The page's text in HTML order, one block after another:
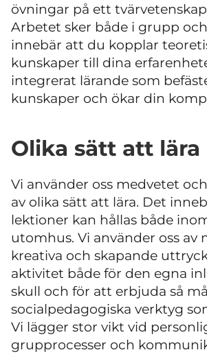
övningar på ett
Arbetet sker både i grupp
innebär att du kopplar
kunskaper till dina
integrerat lärande som
kunskaper och ökar din
Olika sätt att lära
Vi använder oss medvetet
av olika sätt att lära. Det
lektioner kan hållas både
utomhus. Vi använder oss av
kreativa och skapande
aktivitet både för den egna
skull och för att erbjuda så
socialpedagogiska verktyg
Vi lägger stor vikt vid
grupprocesser och